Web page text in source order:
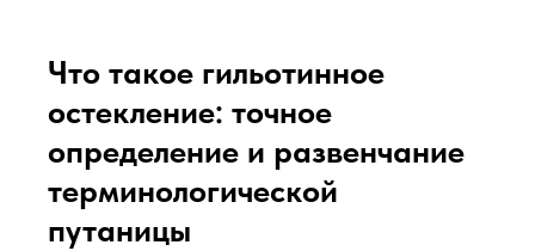
Что такое гильотинное
остекление: точное
определение и развенчание
терминологической
путаницы